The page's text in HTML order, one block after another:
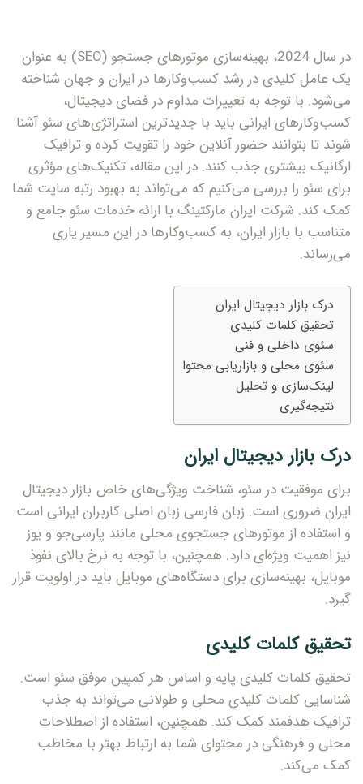
در سال 2024، بهینه‌سازی موتورهای جستجو (SEO) به عنوان
یک عامل کلیدی در رشد کسب‌وکارها در ایران و جهان شناخته
می‌شود. با توجه به تغییرات مداوم در فضای دیجیتال،
کسب‌وکارهای ایرانی باید با جدیدترین استراتژی‌های سئو آشنا
شوند تا بتوانند حضور آنلاین خود را تقویت کرده و ترافیک
ارگانیک بیشتری جذب کنند. در این مقاله، تکنیک‌های مؤثری
برای سئو را بررسی می‌کنیم که می‌تواند به بهبود رتبه سایت شما
کمک کند. شرکت ایران مارکتینگ با ارائه خدمات سئو جامع و
متناسب با بازار ایران، به کسب‌وکارها در این مسیر یاری
می‌رساند.
درک بازار دیجیتال ایران
تحقیق کلمات کلیدی
سئوی داخلی و فنی
سئوی محلی و بازاریابی محتوا
لینک‌سازی و تحلیل
نتیجه‌گیری
درک بازار دیجیتال ایران
برای موفقیت در سئو، شناخت ویژگی‌های خاص بازار دیجیتال
ایران ضروری است. زبان فارسی زبان اصلی کاربران ایرانی است
و استفاده از موتورهای جستجوی محلی مانند پارسی‌جو و یوز
نیز اهمیت ویژه‌ای دارد. همچنین، با توجه به نرخ بالای نفوذ
موبایل، بهینه‌سازی برای دستگاه‌های موبایل باید در اولویت قرار
گیرد.
تحقیق کلمات کلیدی
تحقیق کلمات کلیدی پایه و اساس هر کمپین موفق سئو است.
شناسایی کلمات کلیدی محلی و طولانی می‌تواند به جذب
ترافیک هدفمند کمک کند. همچنین، استفاده از اصطلاحات
محلی و فرهنگی در محتوای شما به ارتباط بهتر با مخاطب
کمک می‌کند.